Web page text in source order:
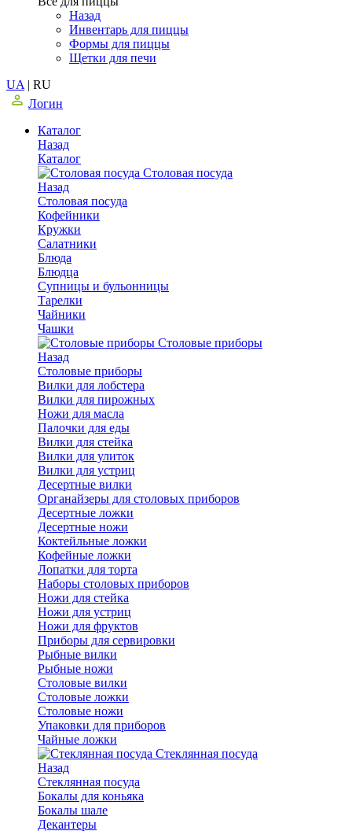
Назад
Инвентарь для пиццы
Формы для пиццы
Щетки для печи
UA | RU
Логин
Каталог
Назад
Каталог
Столовая посуда
Назад
Столовая посуда
Кофейники
Кружки
Салатники
Блюда
Блюдца
Супницы и бульонницы
Тарелки
Чайники
Чашки
Cтоловые приборы
Назад
Cтоловые приборы
Вилки для лобстера
Вилки для пирожных
Ножи для масла
Палочки для еды
Вилки для стейка
Вилки для улиток
Вилки для устриц
Десертные вилки
Органайзеры для столовых приборов
Десертные ложки
Десертные ножи
Коктейльные ложки
Кофейные ложки
Лопатки для торта
Наборы столовых приборов
Ножи для стейка
Ножи для устриц
Ножи для фруктов
Приборы для сервировки
Рыбные вилки
Рыбные ножи
Столовые вилки
Столовые ложки
Столовые ножи
Упаковки для приборов
Чайные ложки
Стеклянная посуда
Назад
Стеклянная посуда
Бокалы для коньяка
Бокалы шале
Декантеры